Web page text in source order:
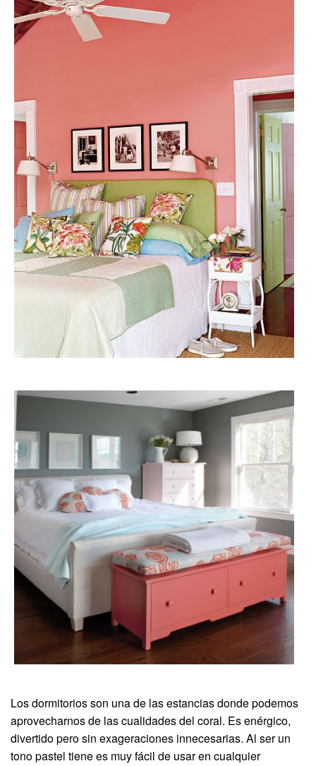
Los dormitorios son una de las estancias donde podemos
aprovecharnos de las cualidades del coral. Es enérgico,
divertido pero sin exageraciones innecesarias. Al ser un
tono pastel tiene es muy fácil de usar en cualquier